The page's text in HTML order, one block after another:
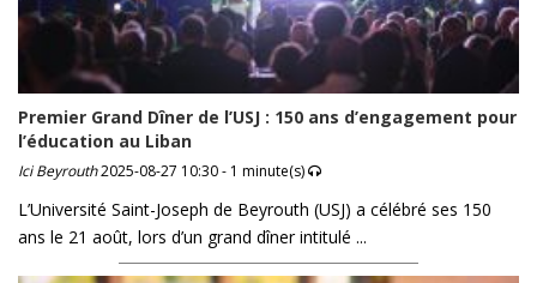
Premier Grand Dîner de l’USJ : 150 ans d’engagement pour
l’éducation au Liban
Ici Beyrouth2025-08-27 10:30 - 1 minute(s)
L’Université Saint-Joseph de Beyrouth (USJ) a célébré ses 150
ans le 21 août, lors d’un grand dîner intitulé ...